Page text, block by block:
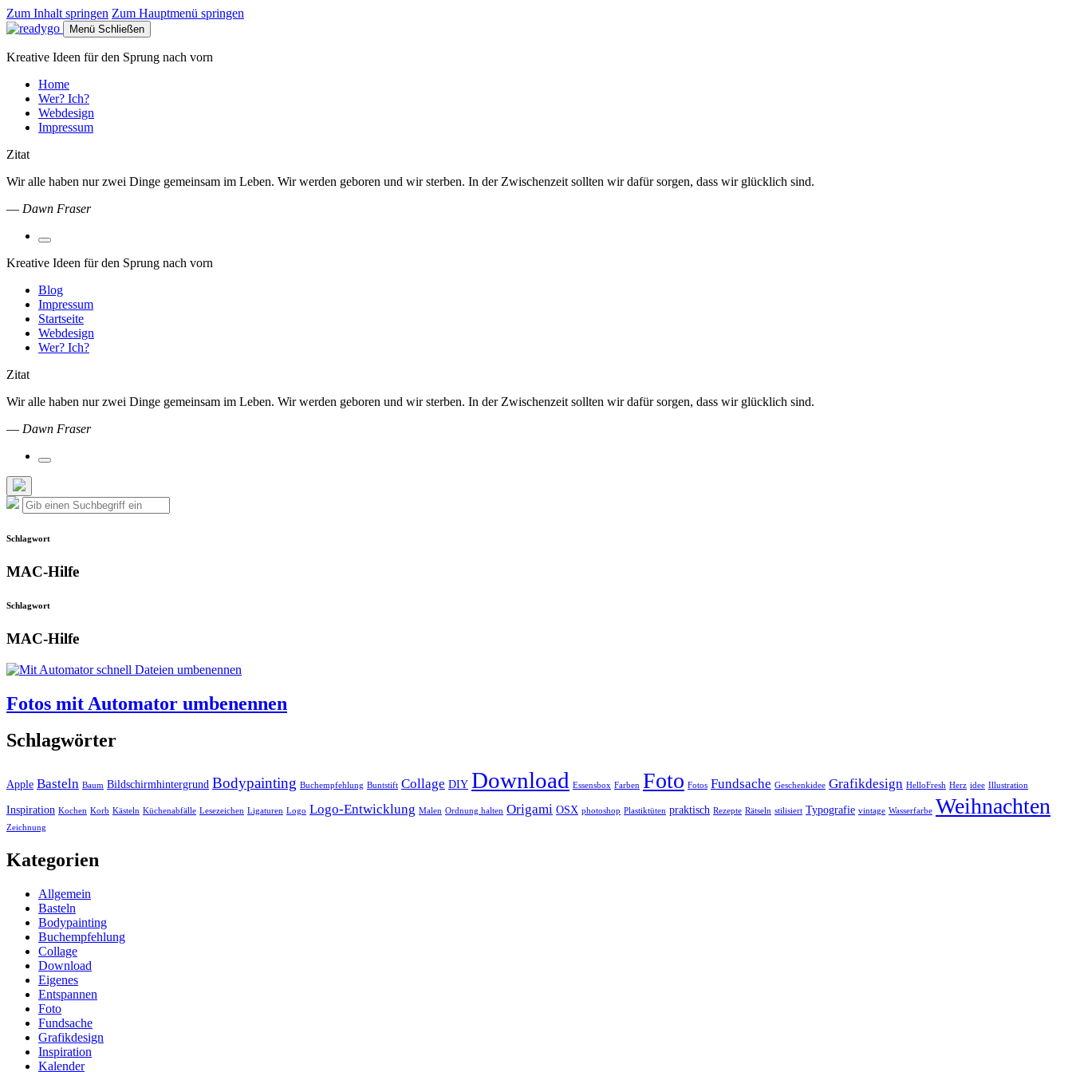
Zum Inhalt springen Zum Hauptmenü springen
Menü Schließen
Kreative Ideen für den Sprung nach vorn
Home
Wer? Ich?
Webdesign
Impressum
Zitat
Wir alle haben nur zwei Dinge gemeinsam im Leben. Wir werden geboren und wir sterben. In der Zwischenzeit sollten wir dafür sorgen, dass wir glücklich sind.
— Dawn Fraser
Suchfeld
umschalten
Kreative Ideen für den Sprung nach vorn
Blog
Impressum
Startseite
Webdesign
Wer? Ich?
Zitat
Wir alle haben nur zwei Dinge gemeinsam im Leben. Wir werden geboren und wir sterben. In der Zwischenzeit sollten wir dafür sorgen, dass wir glücklich sind.
— Dawn Fraser
Suchfeld
Such-
Overlay
Suche
nach:
Suchen
Schlagwort
MAC-Hilfe
Schlagwort
MAC-Hilfe
Fotos mit Automator umbenennen
Schlagwörter
Apple Basteln Baum Bildschirmhintergrund Bodypainting Buchempfehlung Buntstift Collage DIY Download Essensbox Farben Foto Fotos Fundsache Geschenkidee Grafikdesign HelloFresh Herz idee Illustration
Inspiration Kochen Korb Kästeln Küchenabfälle Lesezeichen Ligaturen Logo Logo-Entwicklung Malen Ordnung halten Origami OSX photoshop Plastiktüten praktisch Rezepte Rätseln stilisiert Typografie vintage Wasserfarbe Weihnachten
Zeichnung
Kategorien
Allgemein
Basteln
Bodypainting
Buchempfehlung
Collage
Download
Eigenes
Entspannen
Foto
Fundsache
Grafikdesign
Inspiration
Kalender